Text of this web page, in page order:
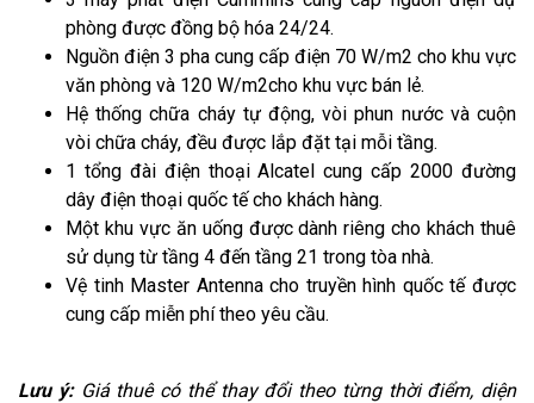
phòng được đồng bộ hóa 24/24.
Nguồn điện 3 pha cung cấp điện 70 W/m2 cho khu vực
văn phòng và 120 W/m2cho khu vực bán lẻ.
Hệ thống chữa cháy tự động, vòi phun nước và cuộn
vòi chữa cháy, đều được lắp đặt tại mỗi tầng.
1 tổng đài điện thoại Alcatel cung cấp 2000 đường
dây điện thoại quốc tế cho khách hàng.
Một khu vực ăn uống được dành riêng cho khách thuê
sử dụng từ tầng 4 đến tầng 21 trong tòa nhà.
Vệ tinh Master Antenna cho truyền hình quốc tế được
cung cấp miễn phí theo yêu cầu.
Lưu ý:Giá thuê có thể thay đổi theo từng thời điểm, diện